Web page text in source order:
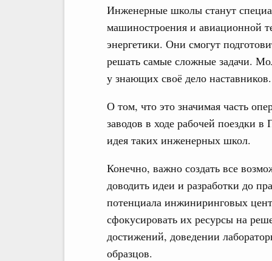
Инженерные школы станут
машиностроения и авиационной
энергетики. Они смогут
решать самые сложные задачи.
у знающих своё дело наставников.
О том, что это значимая часть
заводов в ходе рабочей поездки
идея таких инженерных школ.
Конечно, важно создать все
доводить идеи и разработки до
потенциала инжиниринговых
сфокусировать их ресурсы на
достижений, доведении
образцов.